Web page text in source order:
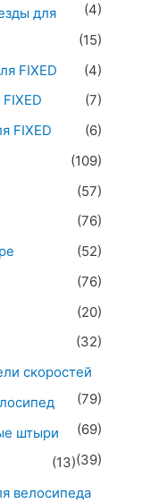
(4)
для
(15)
FIXED
(4)
(7)
FIXED
(6)
(109)
(57)
(76)
(52)
(76)
(20)
(32)
скоростей
(79)
(69)
штыри
(39)
(13)
велосипеда